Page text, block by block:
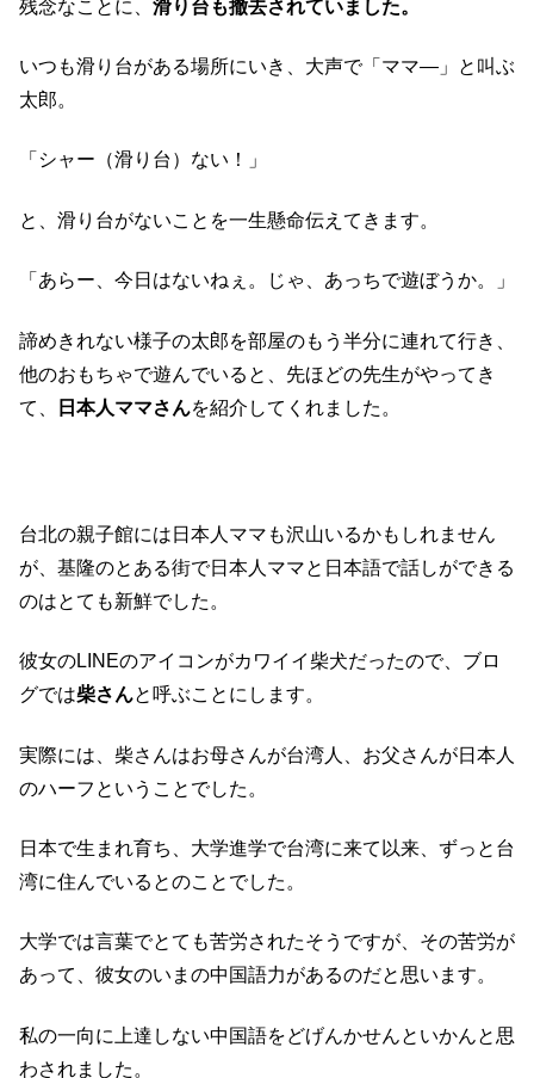
残念なことに、 滑り台も撤去されていました。
いつも滑り台がある場所にいき、大声で「ママ―」と叫ぶ
太郎。
「シャー（滑り台）ない！」
と、滑り台がないことを一生懸命伝えてきます。
「あらー、今日はないねぇ。じゃ、あっちで遊ぼうか。」
諦めきれない様子の太郎を部屋のもう半分に連れて行き、
他のおもちゃで遊んでいると、先ほどの先生がやってき
て、
日本人ママさんを紹介してくれました。
台北の親子館には日本人ママも沢山いるかもしれません
が、基隆のとある街で日本人ママと日本語で話しができる
のはとても新鮮でした。
彼女のLINEのアイコンがカワイイ柴犬だったので、ブロ
グでは柴さんと呼ぶことにします。
実際には、柴さんはお母さんが台湾人、お父さんが日本人
のハーフということでした。
日本で生まれ育ち、大学進学で台湾に来て以来、ずっと台
湾に住んでいるとのことでした。
大学では言葉でとても苦労されたそうですが、その苦労が
あって、彼女のいまの中国語力があるのだと思います。
私の一向に上達しない中国語をどげんかせんといかんと思
わされました。